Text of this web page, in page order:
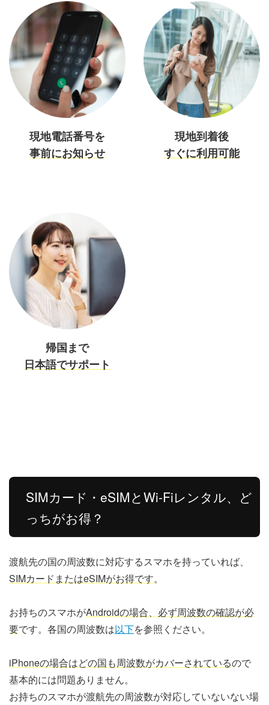
現地電話番号を
事前にお知らせ
現地到着後
すぐに利用可能
帰国まで
日本語でサポート
SIMカード・eSIMとWi-Fiレンタル、ど
っちがお得？
渡航先の国の周波数に対応するスマホを持っていれば、
SIMカードまたはeSIMがお得です。
お持ちのスマホがAndroidの場合、必ず周波数の確認が必
要です。各国の周波数は以下を参照ください。
iPhoneの場合はどの国も周波数がカバーされているので
基本的には問題ありません。
お持ちのスマホが渡航先の周波数が対応していないない場